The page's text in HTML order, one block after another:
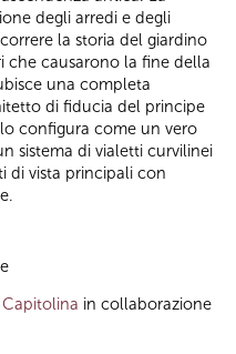
degli arredi e degli
la storia del giardino
che causarono la fine della
una completa
di fiducia del principe
configura come un vero
sistema di vialetti curvilinei
di vista principali con
in collaborazione